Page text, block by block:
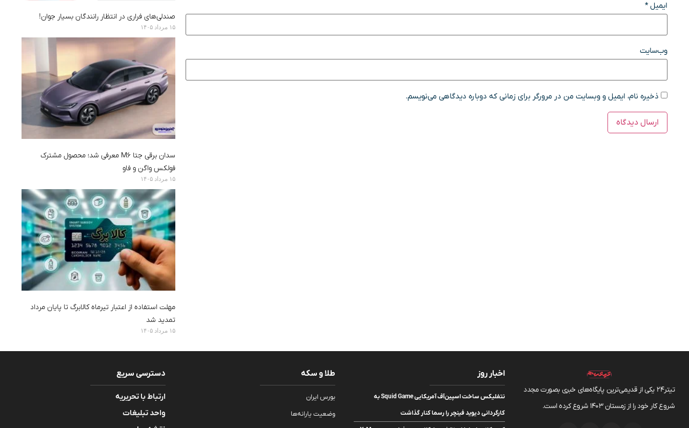
ایمیل*
وب‌سایت
ذخیره نام، ایمیل و وبسایت من در مرورگر برای زمانی که دوباره دیدگاهی می‌نویسم.
صندلی‌های فراری در انتظار رانندگان بسیار جوان!
۱۵ مرداد ۱۴۰۵
سدان برقی جتا M6 معرفی شد؛ محصول مشترک
فولکس واگن و فاو
۱۵ مرداد ۱۴۰۵
مهلت استفاده از اعتبار تیرماه کالابرگ تا پایان مرداد
تمدید شد
۱۵ مرداد ۱۴۰۵
تیتر24 یکی از قدیمی‌ترین پایگاه‌های خبری بصورت مجدد
شروع کار خود را از زمستان 1403 شروع کرده است.
اخبار روز
نتفلیکس ساخت اسپین‌آف آمریکایی Squid Game به
کارگردانی دیوید فینچر را رسما کنار گذاشت
طلا و سکه
بورس ایران
وضعیت یارانه‌ها
دسترسی سریع
ارتباط با تحریریه
واحد تبلیغات